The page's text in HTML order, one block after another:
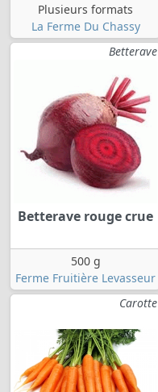
Plusieurs formats
La Ferme Du Chassy
Betterave
Betterave rouge crue
500 g
Ferme Fruitière Levasseur
Carotte